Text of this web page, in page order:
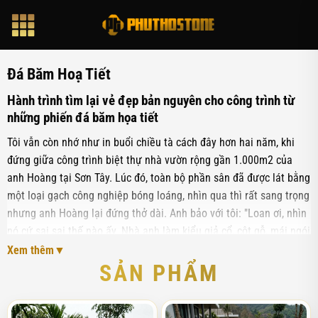
qua
Đá Băm Hoạ Tiết
Hành trình tìm lại vẻ đẹp bản nguyên cho công trình từ
những phiến đá băm họa tiết
Tôi vẫn còn nhớ như in buổi chiều tà cách đây hơn hai năm, khi
đứng giữa công trình biệt thự nhà vườn rộng gần 1.000m2 của
anh Hoàng tại Sơn Tây. Lúc đó, toàn bộ phần sân đã được lát bằng
một loại gạch công nghiệp bóng loáng, nhìn qua thì rất sang trọng
nhưng anh Hoàng lại đứng thở dài. Anh bảo với tôi: "Loan ơi, nhìn
nó cứ sai sai thế nào ấy. Nhà anh làm kiểu giả cổ, cột gỗ, mái ngói
mà cái sân này nhìn nó cứ bị 'nhựa', lại còn trơn trượt quá, hôm nọ
tụi nhỏ chạy nhảy suýt ngã mấy lần." Ánh mắt anh lúc đó đầy sự
tiếc nuối vì đã vội vã trong khâu chọn vật liệu lát sân.
Xem thêm
SẢN PHẨM